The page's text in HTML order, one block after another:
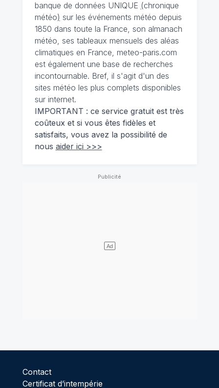
banque de données UNIQUE (chronique
météo) sur les événements météo depuis
1850 dans toute la France, son almanach
météo, ses tableaux mensuels des aléas
climatiques en France, meteo-paris.com
est également une base de recherches
incontournable. Bref, il s'agit d'un des
sites météo les plus complets disponibles
sur internet.
IMPORTANT : ce service gratuit est très
coûteux et si vous êtes fidèles et
satisfaits, vous avez la possibilité de
nous aider ici >>>
Contact
Certificat d’intempérie